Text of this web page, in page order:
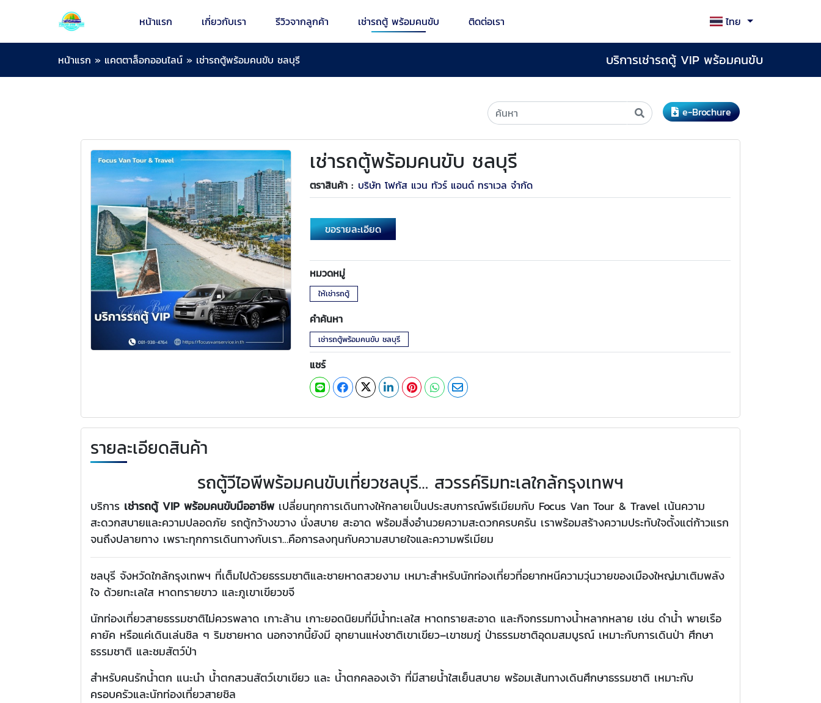
หน้าแรก เกี่ยวกับเรา รีวิวจากลูกค้า เช่ารถตู้ พร้อมคนขับ ติดต่อเรา ไทย
หน้าแรก » แคตตาล็อกออนไลน์ » เช่ารถตู้พร้อมคนขับ ชลบุรี บริการเช่ารถตู้ VIP พร้อมคนขับ
e-Brochure
เช่ารถตู้พร้อมคนขับ ชลบุรี
ตราสินค้า : บริษัท โฟกัส แวน ทัวร์ แอนด์ ทราเวล จำกัด
ขอรายละเอียด
หมวดหมู่
ให้เช่ารถตู้
คำค้นหา
เช่ารถตู้พร้อมคนขับ ชลบุรี
แชร์
รายละเอียดสินค้า
รถตู้วีไอพีพร้อมคนขับเที่ยวชลบุรี… สวรรค์ริมทะเลใกล้กรุงเทพฯ
บริการ เช่ารถตู้ VIP พร้อมคนขับมืออาชีพ เปลี่ยนทุกการเดินทางให้กลายเป็นประสบการณ์พรีเมียมกับ Focus Van Tour & Travel เน้นความ
สะดวกสบายและความปลอดภัย รถตู้กว้างขวาง นั่งสบาย สะอาด พร้อมสิ่งอำนวยความสะดวกครบครัน เราพร้อมสร้างความประทับใจตั้งแต่ก้าวแรก
จนถึงปลายทาง เพราะทุกการเดินทางกับเรา…คือการลงทุนกับความสบายใจและความพรีเมียม
ชลบุรี จังหวัดใกล้กรุงเทพฯ ที่เต็มไปด้วยธรรมชาติและชายหาดสวยงาม เหมาะสำหรับนักท่องเที่ยวที่อยากหนีความวุ่นวายของเมืองใหญ่มาเติมพลัง
ใจ ด้วยทะเลใส หาดทรายขาว และภูเขาเขียวขจี
นักท่องเที่ยวสายธรรมชาติไม่ควรพลาด เกาะล้าน เกาะยอดนิยมที่มีน้ำทะเลใส หาดทรายสะอาด และกิจกรรมทางน้ำหลากหลาย เช่น ดำน้ำ พายเรือ
คายัค หรือแค่เดินเล่นชิล ๆ ริมชายหาด นอกจากนี้ยังมี อุทยานแห่งชาติเขาเขียว–เขาชมภู่ ป่าธรรมชาติอุดมสมบูรณ์ เหมาะกับการเดินป่า ศึกษา
ธรรมชาติ และชมสัตว์ป่า
สำหรับคนรักน้ำตก แนะนำ น้ำตกสวนสัตว์เขาเขียว และ น้ำตกคลองเจ้า ที่มีสายน้ำใสเย็นสบาย พร้อมเส้นทางเดินศึกษาธรรมชาติ เหมาะกับ
ครอบครัวและนักท่องเที่ยวสายชิล